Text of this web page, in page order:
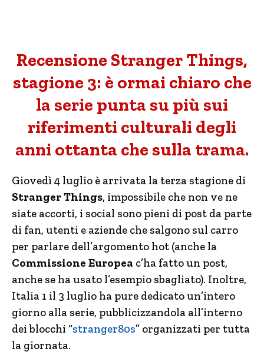
Recensione Stranger Things,
stagione 3: è ormai chiaro che
la serie punta su più sui
riferimenti culturali degli
anni ottanta che sulla trama.
Giovedì 4 luglio è arrivata la terza stagione di
Stranger Things, impossibile che non ve ne
siate accorti, i social sono pieni di post da parte
di fan, utenti e aziende che salgono sul carro
per parlare dell’argomento hot (anche la
Commissione Europea c’ha fatto un post,
anche se ha usato l’esempio sbagliato). Inoltre,
Italia 1 il 3 luglio ha pure dedicato un’intero
giorno alla serie, pubblicizzandola all’interno
dei blocchi “stranger80s” organizzati per tutta
la giornata.